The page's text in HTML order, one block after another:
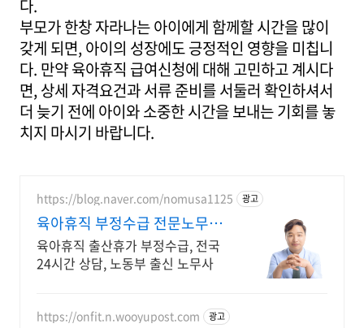
다.
부모가 한창 자라나는 아이에게 함께할 시간을 많이
갖게 되면, 아이의 성장에도 긍정적인 영향을 미칩니
다. 만약 육아휴직 급여신청에 대해 고민하고 계시다
면, 상세 자격요건과 서류 준비를 서둘러 확인하셔서
더 늦기 전에 아이와 소중한 시간을 보내는 기회를 놓
치지 마시기 바랍니다.
https://blog.naver.com/nomusa1125 광고
육아휴직 부정수급 전문노무사
노동부출신박경만노무사
육아휴직 출산휴가 부정수급, 전국
24시간 상담, 노동부 출신 노무사
https://onfit.n.wooyupost.com 광고